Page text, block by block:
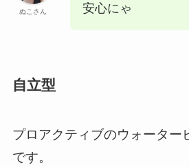
ぬこさん
安心にゃ
自立型
プロアクティブのウォーター
です。